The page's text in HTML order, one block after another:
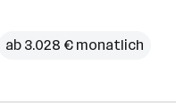
ab 3.028 € monatlich